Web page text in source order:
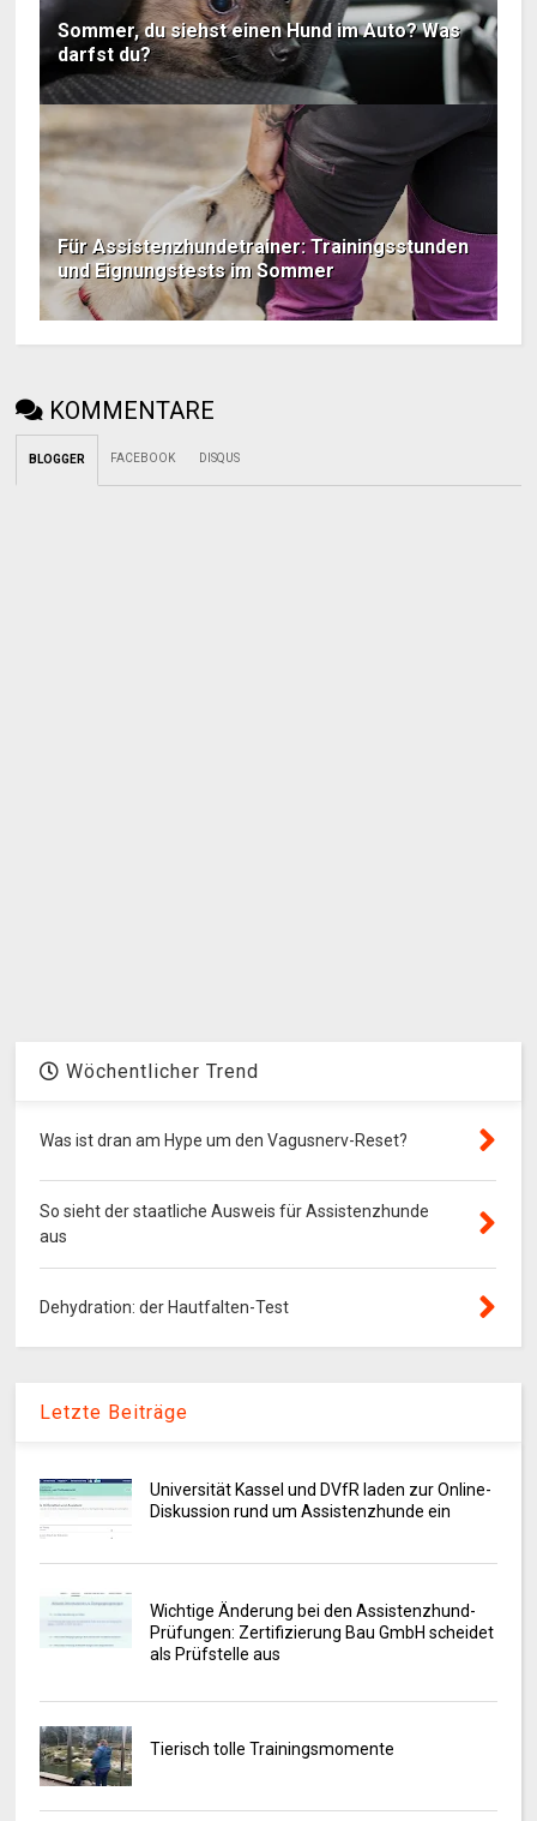
Sommer, du siehst einen Hund im Auto? Was
darfst du?
Für Assistenzhundetrainer: Trainingsstunden
und Eignungstests im Sommer
KOMMENTARE
BLOGGER FACEBOOK DISQUS
Wöchentlicher Trend
Was ist dran am Hype um den Vagusnerv-Reset?
So sieht der staatliche Ausweis für Assistenzhunde
aus
Dehydration: der Hautfalten-Test
Letzte Beiträge
Universität Kassel und DVfR laden zur Online-
Diskussion rund um Assistenzhunde ein
Wichtige Änderung bei den Assistenzhund-
Prüfungen: Zertifizierung Bau GmbH scheidet
als Prüfstelle aus
Tierisch tolle Trainingsmomente